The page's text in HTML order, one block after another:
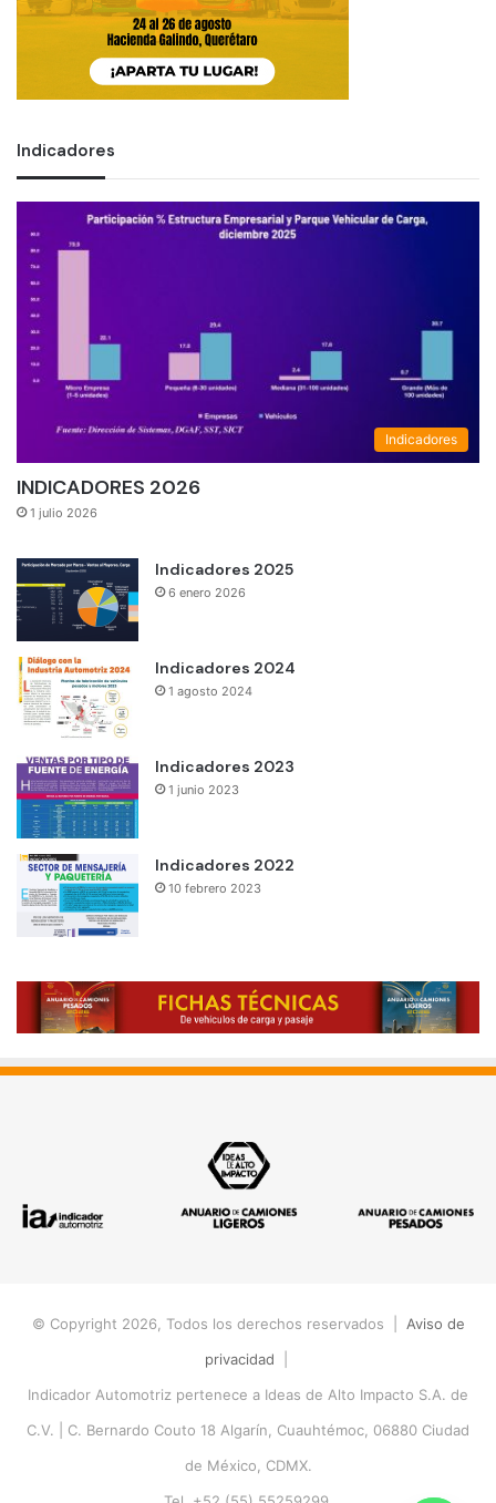
Indicadores
Indicadores
INDICADORES 2026
1 julio 2026
Indicadores 2025
6 enero 2026
Indicadores 2024
1 agosto 2024
Indicadores 2023
1 junio 2023
Indicadores 2022
10 febrero 2023
© Copyright 2026, Todos los derechos reservados | Aviso de
privacidad
Indicador Automotriz pertenece a Ideas de Alto Impacto S.A. de
C.V. | C. Bernardo Couto 18 Algarín, Cuauhtémoc, 06880 Ciudad
de México, CDMX.